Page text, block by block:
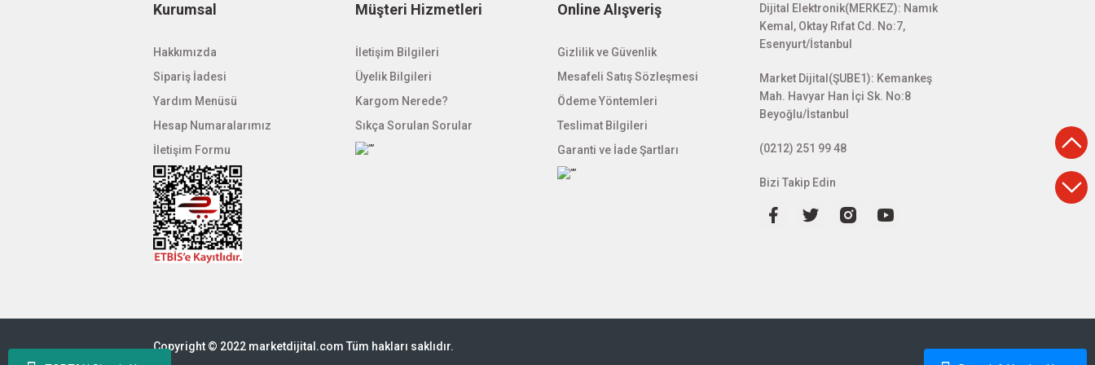
Gönder
Kurumsal
Hakkımızda
Sipariş İadesi
Yardım Menüsü
Hesap Numaralarımız
İletişim Formu
Müşteri Hizmetleri
İletişim Bilgileri
Üyelik Bilgileri
Kargom Nerede?
Sıkça Sorulan Sorular
Online Alışveriş
Gizlilik ve Güvenlik
Mesafeli Satış Sözleşmesi
Ödeme Yöntemleri
Teslimat Bilgileri
Garanti ve İade Şartları
Dijital Elektronik(MERKEZ): Namık
Kemal, Oktay Rıfat Cd. No:7,
Esenyurt/İstanbul
Market Dijital(ŞUBE1): Kemankeş
Mah. Havyar Han İçi Sk. No:8
Beyoğlu/İstanbul
(0212) 251 99 48
Bizi Takip Edin
Copyright © 2022 marketdijital.com Tüm hakları saklıdır.